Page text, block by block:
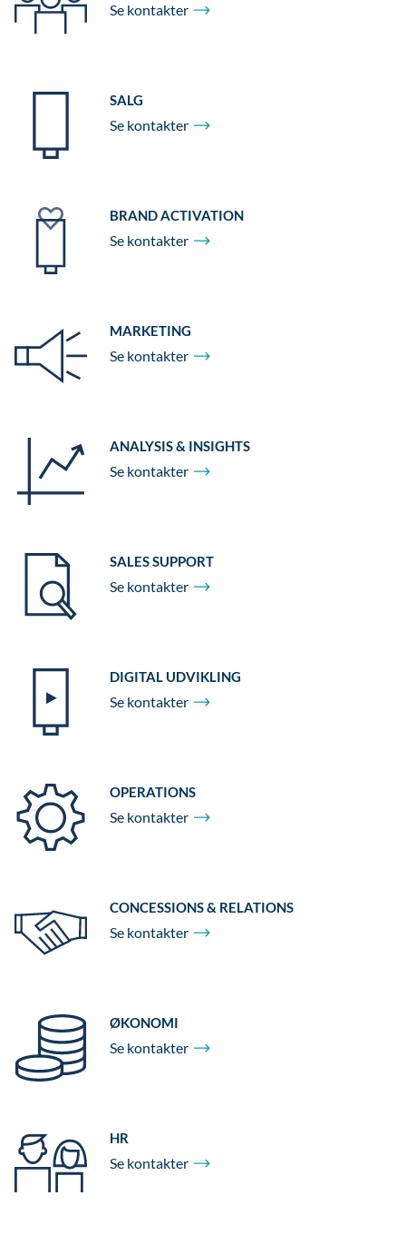
Se kontakter
SALG
Se kontakter
BRAND ACTIVATION
Se kontakter
MARKETING
Se kontakter
ANALYSIS & INSIGHTS
Se kontakter
SALES SUPPORT
Se kontakter
DIGITAL UDVIKLING
Se kontakter
OPERATIONS
Se kontakter
CONCESSIONS & RELATIONS
Se kontakter
ØKONOMI
Se kontakter
HR
Se kontakter